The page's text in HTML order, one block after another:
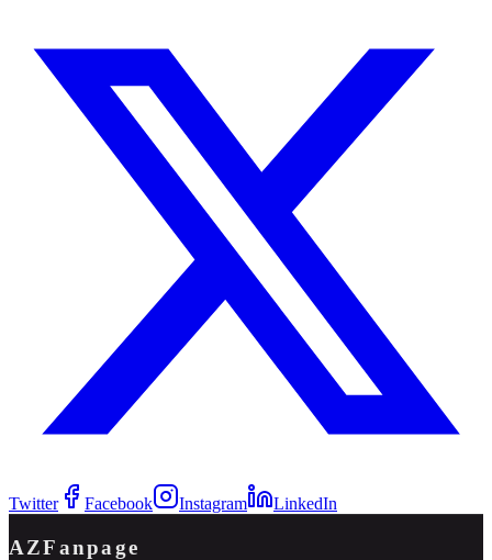
Twitter Facebook Instagram LinkedIn
AZFanpage